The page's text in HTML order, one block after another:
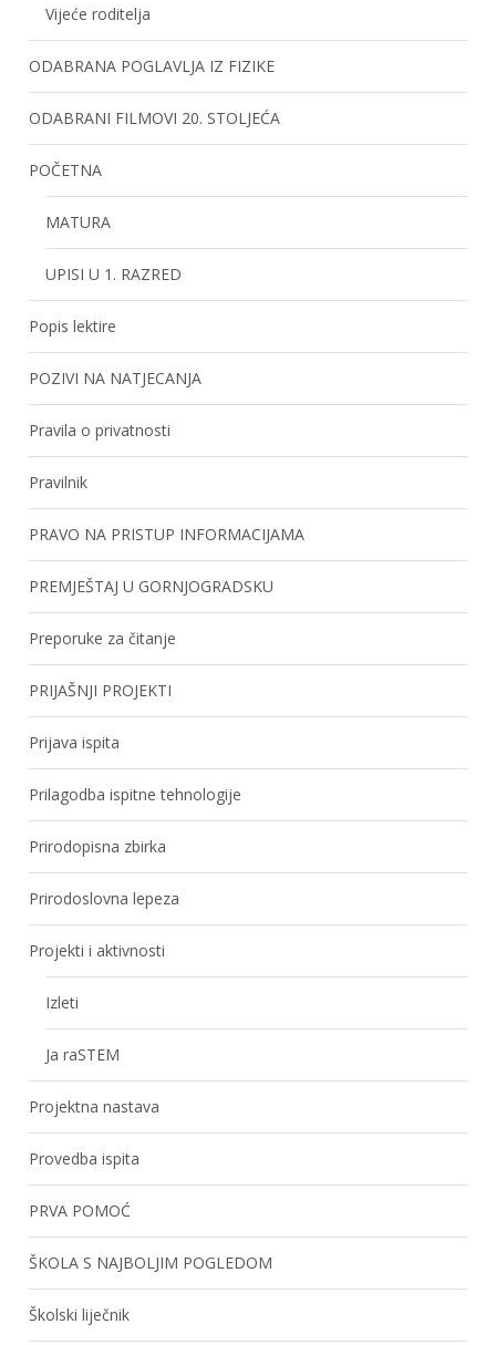
Vijeće roditelja
ODABRANA POGLAVLJA IZ FIZIKE
ODABRANI FILMOVI 20. STOLJEĆA
POČETNA
MATURA
UPISI U 1. RAZRED
Popis lektire
POZIVI NA NATJECANJA
Pravila o privatnosti
Pravilnik
PRAVO NA PRISTUP INFORMACIJAMA
PREMJEŠTAJ U GORNJOGRADSKU
Preporuke za čitanje
PRIJAŠNJI PROJEKTI
Prijava ispita
Prilagodba ispitne tehnologije
Prirodopisna zbirka
Prirodoslovna lepeza
Projekti i aktivnosti
Izleti
Ja raSTEM
Projektna nastava
Provedba ispita
PRVA POMOĆ
ŠKOLA S NAJBOLJIM POGLEDOM
Školski liječnik